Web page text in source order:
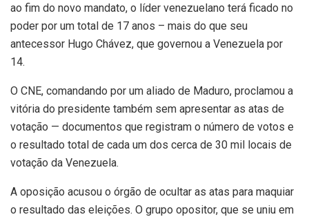
ao fim do novo mandato, o líder venezuelano terá ficado no
poder por um total de 17 anos – mais do que seu
antecessor Hugo Chávez, que governou a Venezuela por
14.
O CNE, comandando por um aliado de Maduro, proclamou a
vitória do presidente também sem apresentar as atas de
votação — documentos que registram o número de votos e
o resultado total de cada um dos cerca de 30 mil locais de
votação da Venezuela.
A oposição acusou o órgão de ocultar as atas para maquiar
o resultado das eleições. O grupo opositor, que se uniu em